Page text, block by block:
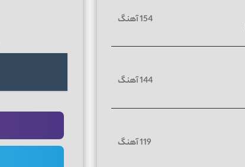
154 آهنگ
144 آهنگ
119 آهنگ